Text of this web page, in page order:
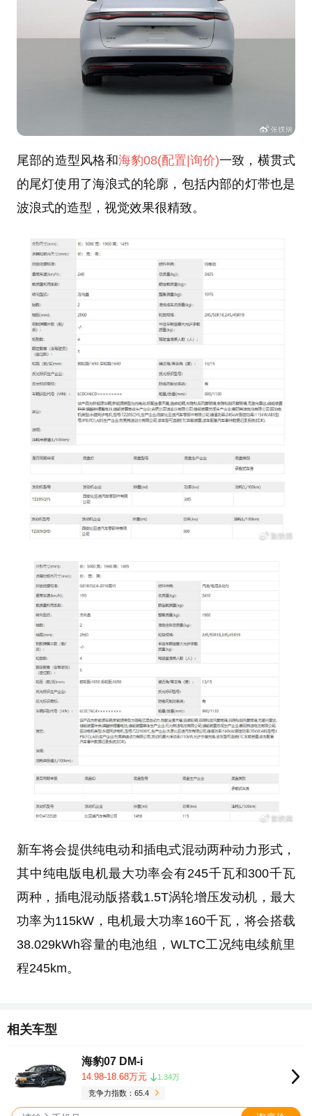
尾部的造型风格和海豹08(配置|询价)一致，横贯式
的尾灯使用了海浪式的轮廓，包括内部的灯带也是
波浪式的造型，视觉效果很精致。
新车将会提供纯电动和插电式混动两种动力形式，
其中纯电版电机最大功率会有245千瓦和300千瓦
两种，插电混动版搭载1.5T涡轮增压发动机，最大
功率为115kW，电机最大功率160千瓦，将会搭载
38.029kWh容量的电池组，WLTC工况纯电续航里
程245km。
相关车型
海豹07 DM-i
14.98-18.68万元
1.34万
竞争力指数：65.4